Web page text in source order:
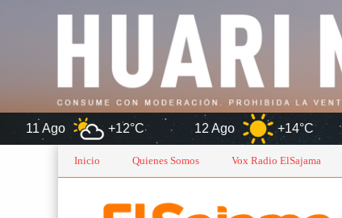
+12°C 12 Ago +14°C Oruro
Inicio Quienes Somos Vox Radio ElSajama